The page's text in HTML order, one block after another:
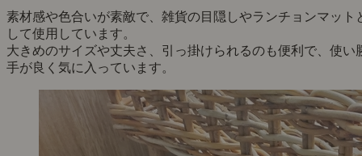
素材感や色合いが素敵で、雑貨の目隠しやランチョンマット
して使用しています。
大きめのサイズや丈夫さ、引っ掛けられるのも便利で、使い
手が良く気に入っています。